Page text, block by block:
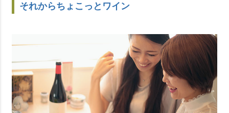
それからちょこっとワイン